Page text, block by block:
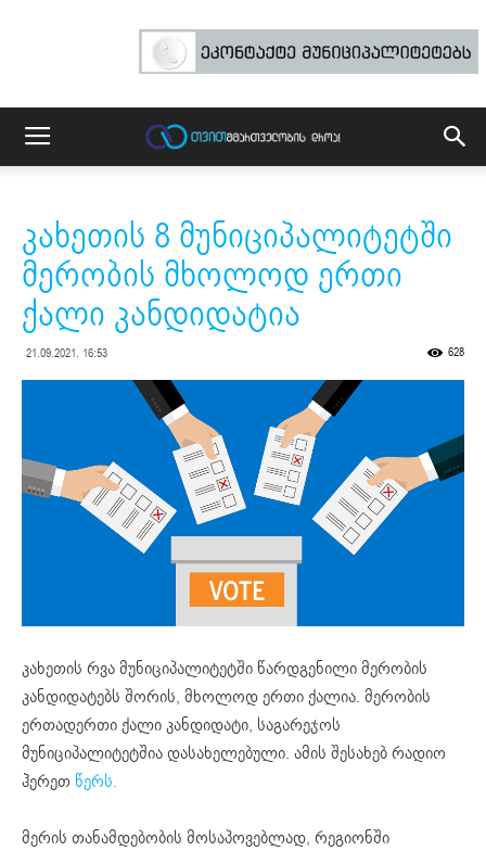
კახეთის 8 მუნიციპალიტეტში
მერობის მხოლოდ ერთი
ქალი კანდიდატია
21.09.2021. 16:53 628
კახეთის რვა მუნიციპალიტეტში წარდგენილი მერობის
კანდიდატებს შორის, მხოლოდ ერთი ქალია. მერობის
ერთადერთი ქალი კანდიდატი, საგარეჯოს
მუნიციპალიტეტშია დასახელებული. ამის შესახებ რადიო
ჰერეთ წერს.
მერის თანამდებობის მოსაპოვებლად, რეგიონში